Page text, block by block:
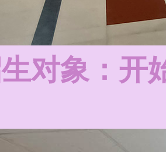
对象：开